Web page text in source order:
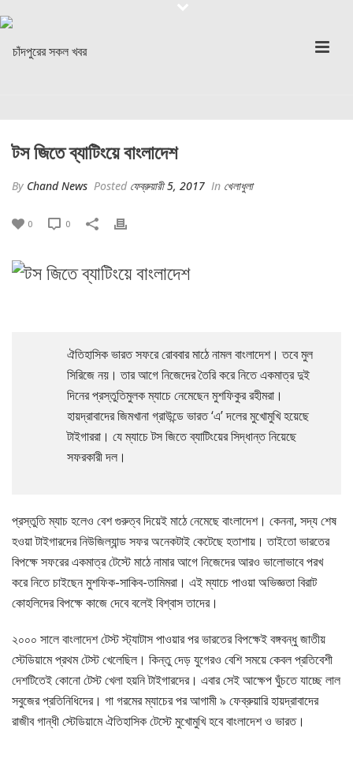
টস জিতে ব্যাটিংয়ে বাংলাদেশ
By Chand News Posted ফেব্রুয়ারী 5, 2017 In খেলাধুলা
0 0
ঐতিহাসিক ভারত সফরে রোববার মাঠে নামল বাংলাদেশ। তবে মুল
সিরিজে নয়। তার আগে নিজেদের তৈরি করে নিতে একমাত্র দুই
দিনের প্রস্তুতিমুলক ম্যাচে নেমেছেন মুশফিকুর রহীমরা।
হায়দ্রাবাদের জিমখানা গ্রাউন্ডে ভারত ‘এ’ দলের মুখোমুখি হয়েছে
টাইগাররা। যে ম্যাচে টস জিতে ব্যাটিংয়ের সিদ্ধান্ত নিয়েছে
সফরকারী দল।
প্রস্তুতি ম্যাচ হলেও বেশ গুরুত্ব দিয়েই মাঠে নেমেছে বাংলাদেশ। কেননা, সদ্য শেষ
হওয়া টাইগারদের নিউজিল্যান্ড সফর অনেকটাই কেটেছে হতাশায়। তাইতো ভারতের
বিপক্ষে সফরের একমাত্র টেস্টে মাঠে নামার আগে নিজেদের আরও ভালোভাবে পরখ
করে নিতে চাইছেন মুশফিক-সাকিব-তামিমরা। এই ম্যাচে পাওয়া অভিজ্ঞতা বিরাট
কোহলিদের বিপক্ষে কাজে দেবে বলেই বিশ্বাস তাদের।
২০০০ সালে বাংলাদেশ টেস্ট স্ট্যাটাস পাওয়ার পর ভারতের বিপক্ষেই বঙ্গবন্ধু জাতীয়
স্টেডিয়ামে প্রথম টেস্ট খেলেছিল। কিন্তু দেড় যুগেরও বেশি সময়ে কেবল প্রতিবেশী
দেশটিতেই কোনো টেস্ট খেলা হয়নি টাইগারদের। এবার সেই আক্ষেপ ঘুঁচতে যাচ্ছে লাল
সবুজের প্রতিনিধিদের। গা গরমের ম্যাচের পর আগামী ৯ ফেব্রুয়ারি হায়দ্রাবাদের
রাজীব গান্ধী স্টেডিয়ামে ঐতিহাসিক টেস্টে মুখোমুখি হবে বাংলাদেশ ও ভারত।